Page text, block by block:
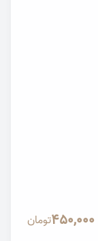
450,000تومان